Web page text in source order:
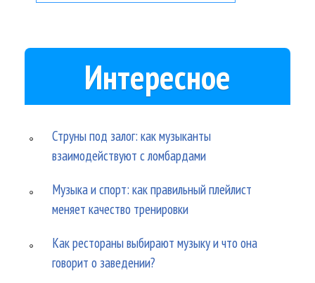
Интересное
Струны под залог: как музыканты
взаимодействуют с ломбардами
Музыка и спорт: как правильный плейлист
меняет качество тренировки
Как рестораны выбирают музыку и что она
говорит о заведении?